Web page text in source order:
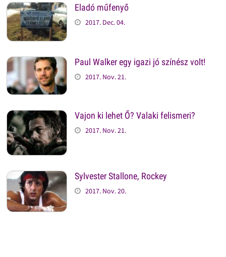
Eladó műfenyő
2017. Dec. 04.
Paul Walker egy igazi jó színész volt!
2017. Nov. 21.
Vajon ki lehet Ő? Valaki felismeri?
2017. Nov. 21.
Sylvester Stallone, Rockey
2017. Nov. 20.